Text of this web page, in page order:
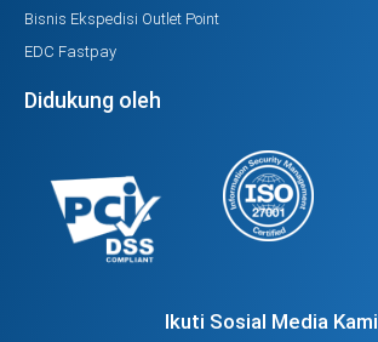
Bisnis Ekspedisi Outlet Point
EDC Fastpay
Didukung oleh
Ikuti Sosial Media Kami